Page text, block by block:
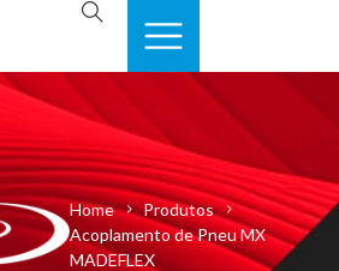
Home
Produtos
Acoplamento de Pneu MX
MADEFLEX